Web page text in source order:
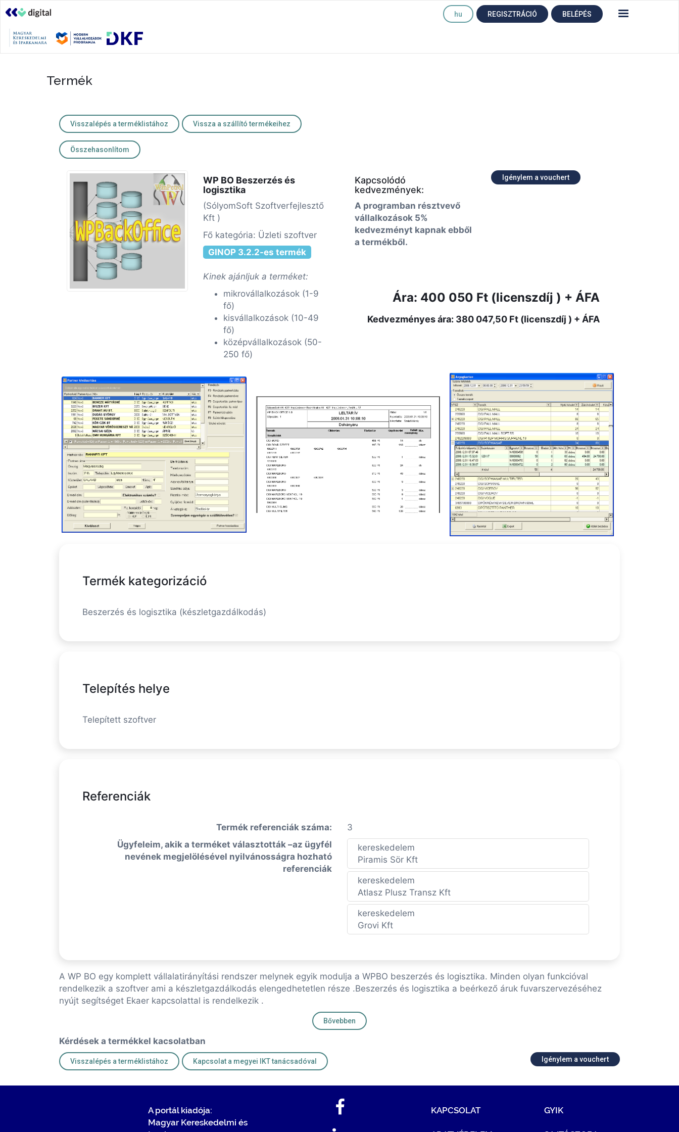
hu REGISZTRÁCIÓ BELÉPÉS
Termék
Visszalépés a terméklistához Vissza a szállító termékeihez
Összehasonlítom
WP BO Beszerzés és
logisztika
(SólyomSoft Szoftverfejlesztő
Kft )
Fő kategória: Üzleti szoftver
GINOP 3.2.2-es termék
Kinek ajánljuk a terméket:
mikrovállalkozások (1-9
fő)
kisvállalkozások (10-49
fő)
középvállalkozások (50-
250 fő)
Kapcsolódó
kedvezmények:
A programban résztvevő
vállalkozások 5%
kedvezményt kapnak ebből
a termékből.
Igénylem a vouchert
Ára: 400 050 Ft (licenszdíj ) + ÁFA
Kedvezményes ára: 380 047,50 Ft (licenszdíj ) + ÁFA
Termék kategorizáció
Beszerzés és logisztika (készletgazdálkodás)
Telepítés helye
Telepített szoftver
Referenciák
Termék referenciák száma:
3
Ügyfeleim, akik a terméket választották –az ügyfél
nevének megjelölésével nyilvánosságra hozható
referenciák
kereskedelem
Piramis Sör Kft
kereskedelem
Atlasz Plusz Transz Kft
kereskedelem
Grovi Kft
A WP BO egy komplett vállalatirányítási rendszer melynek egyik modulja a WPBO beszerzés és logisztika. Minden olyan funkcióval
rendelkezik a szoftver ami a készletgazdálkodás elengedhetetlen része .Beszerzés és logisztika a beérkező áruk fuvarszervezéséhez
nyújt segítséget Ekaer kapcsolattal is rendelkezik .
Bővebben
Kérdések a termékkel kacsolatban
Visszalépés a terméklistához Kapcsolat a megyei IKT tanácsadóval Igénylem a vouchert
A portál kiadója:
Magyar Kereskedelmi és
KAPCSOLAT GYIK